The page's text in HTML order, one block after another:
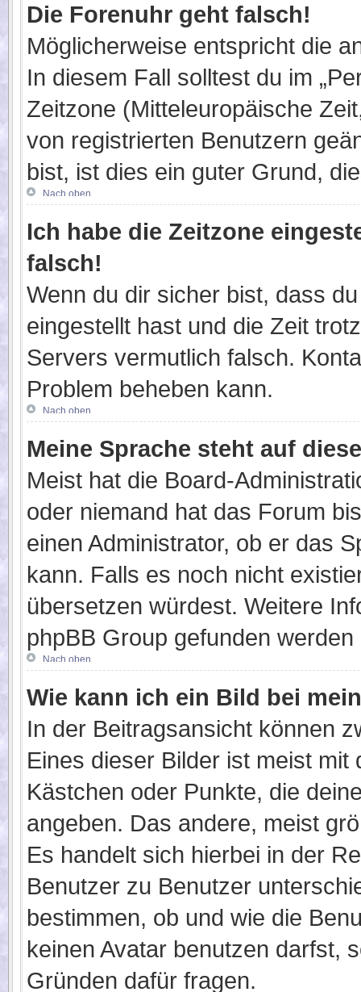
Die Forenuhr geht falsch!
Möglicherweise entspricht die
In diesem Fall solltest du im
Zeitzone (Mitteleuropäische
von registrierten Benutzern
bist, ist dies ein guter Grund,
Nach oben
Ich habe die Zeitzone
falsch!
Wenn du dir sicher bist, dass
eingestellt hast und die Zeit
Servers vermutlich falsch.
Problem beheben kann.
Nach oben
Meine Sprache steht auf
Meist hat die Board-
oder niemand hat das Forum
einen Administrator, ob er das
kann. Falls es noch nicht
übersetzen würdest. Weitere
phpBB Group gefunden
Nach oben
Wie kann ich ein Bild bei
In der Beitragsansicht können
Eines dieser Bilder ist meist
Kästchen oder Punkte, die
angeben. Das andere, meist
Es handelt sich hierbei in der
Benutzer zu Benutzer
bestimmen, ob und wie die
keinen Avatar benutzen darfst,
Gründen dafür fragen.